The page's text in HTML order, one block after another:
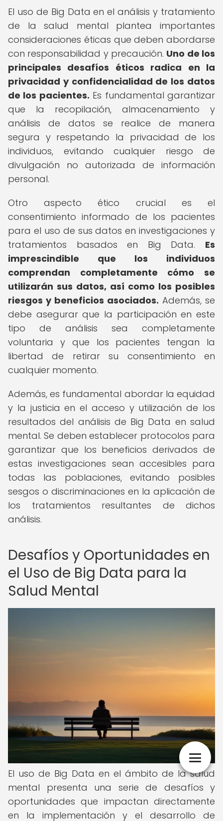
El uso de Big Data en el análisis y tratamiento
de la salud mental plantea importantes
consideraciones éticas que deben abordarse
con responsabilidad y precaución. Uno de los
principales desafíos éticos radica en la
privacidad y confidencialidad de los datos
de los pacientes. Es fundamental garantizar
que la recopilación, almacenamiento y
análisis de datos se realice de manera
segura y respetando la privacidad de los
individuos, evitando cualquier riesgo de
divulgación no autorizada de información
personal.
Otro aspecto ético crucial es el
consentimiento informado de los pacientes
para el uso de sus datos en investigaciones y
tratamientos basados en Big Data. Es
imprescindible que los individuos
comprendan completamente cómo se
utilizarán sus datos, así como los posibles
riesgos y beneficios asociados. Además, se
debe asegurar que la participación en este
tipo de análisis sea completamente
voluntaria y que los pacientes tengan la
libertad de retirar su consentimiento en
cualquier momento.
Además, es fundamental abordar la equidad
y la justicia en el acceso y utilización de los
resultados del análisis de Big Data en salud
mental. Se deben establecer protocolos para
garantizar que los beneficios derivados de
estas investigaciones sean accesibles para
todas las poblaciones, evitando posibles
sesgos o discriminaciones en la aplicación de
los tratamientos resultantes de dichos
análisis.
Desafíos y Oportunidades en
el Uso de Big Data para la
Salud Mental
El uso de Big Data en el ámbito de la salud
mental presenta una serie de desafíos y
oportunidades que impactan directamente
en la implementación y el desarrollo de